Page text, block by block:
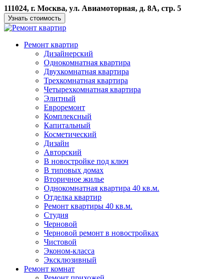
111024, г. Москва, ул. Авиамоторная, д. 8А, стр. 5
Узнать стоимость
Ремонт квартир
Дизайнерский
Однокомнатная квартира
Двухкомнатная квартира
Трехкомнатная квартира
Четырехкомнатная квартира
Элитный
Евроремонт
Комплексный
Капитальный
Косметический
Дизайн
Авторский
В новостройке под ключ
В типовых домах
Вторичное жилье
Однокомнатная квартира 40 кв.м.
Отделка квартир
Ремонт квартиры 40 кв.м.
Студия
Черновой
Черновой ремонт в новостройках
Чистовой
Эконом-класса
Эксклюзивный
Ремонт комнат